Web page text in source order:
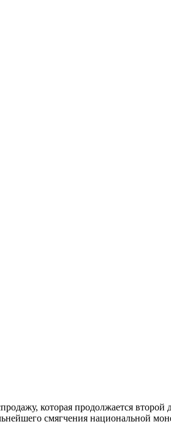
которая продолжается
смягчения национальной